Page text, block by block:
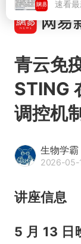
青云免
STING
调控机制
生物学霸
2026-05-
讲座信息
5 月 13